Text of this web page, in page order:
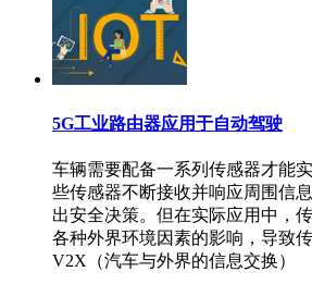
5G工业路由器应用于自动驾驶
车辆需要配备一系列传感器才能
些传感器不断接收并响应周围信
出安全决策。但在实际应用中，
各种外界环境因素的影响，导致
V2X（汽车与外界的信息交换）